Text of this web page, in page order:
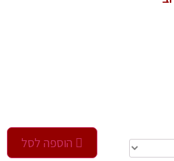
הוספה לסל